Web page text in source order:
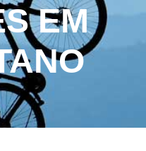
EM